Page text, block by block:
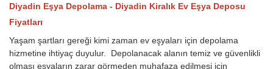
Diyadin Eşya Depolama - Diyadin Kiralık Ev Eşya Deposu
Fiyatları
Yaşam şartları gereği kimi zaman ev eşyaları için depolama
hizmetine ihtiyaç duyulur. Depolanacak alanın temiz ve güvenlikli
olması eşyaların zarar görmeden muhafaza edilmesi için